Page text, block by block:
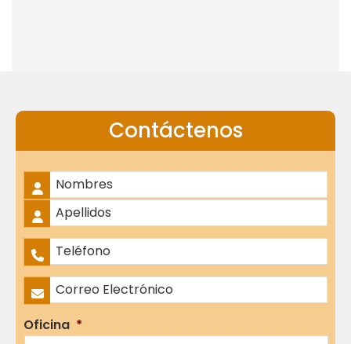
Contáctenos
Nombre Completo *
Nombres
Apellidos
Teléfono *
Correo Electrónico *
Oficina *